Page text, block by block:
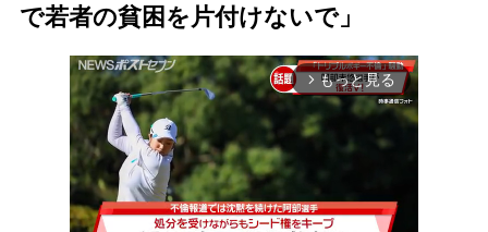
で若者の貧困を片付けないで」
arrow_forward_ios もっと見る